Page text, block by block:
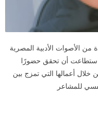
من الأصوات الأدبية المصرية
استطاعت أن تحقق حضورًا
أعمالها التي تمزج بين
للمشاعر